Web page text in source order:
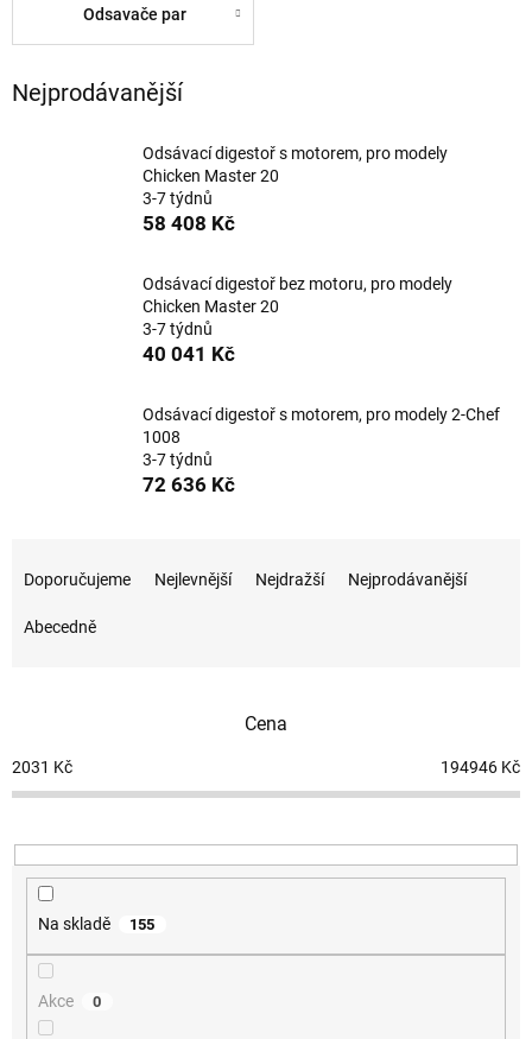
Odsavače par
Nejprodávanější
Odsávací digestoř s motorem, pro modely
Chicken Master 20
3-7 týdnů
58 408 Kč
Odsávací digestoř bez motoru, pro modely
Chicken Master 20
3-7 týdnů
40 041 Kč
Odsávací digestoř s motorem, pro modely 2-Chef
1008
3-7 týdnů
72 636 Kč
o
d
k
t
Doporučujeme Nejlevnější Nejdražší Nejprodávanější
Abecedně
Cena
2031 Kč 194946 Kč
Na skladě 155
Akce 0